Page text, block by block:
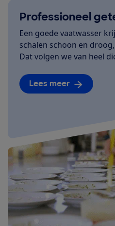
Professioneel
Een goede vaatwasser
schalen schoon en
Dat volgen we van heel
Lees meer